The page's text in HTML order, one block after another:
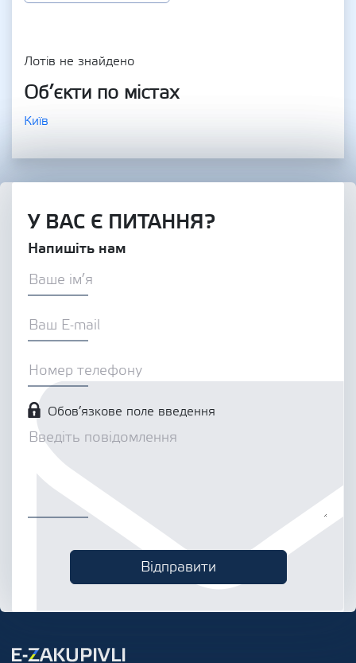
Лотів не знайдено
Об’єкти по містах
Київ
У ВАС Є ПИТАННЯ?
Напишіть нам
Обов’язкове поле введення